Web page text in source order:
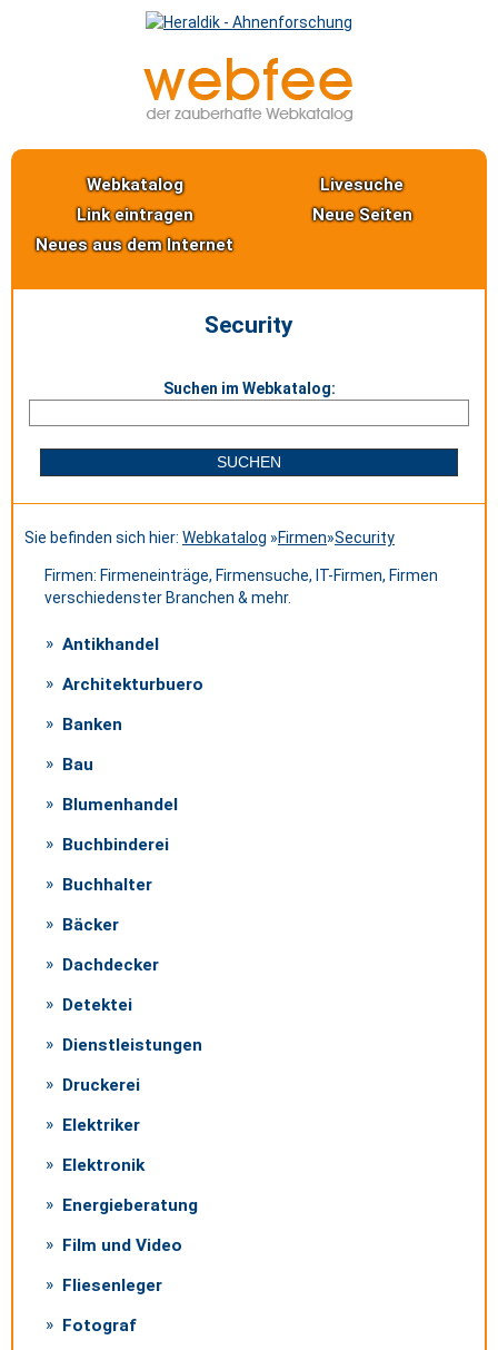
Webkatalog
Livesuche
Link eintragen
Neue Seiten
Neues aus dem Internet
Security
Suchen im Webkatalog:
Sie befinden sich hier: Webkatalog »Firmen»Security
Firmen: Firmeneinträge, Firmensuche, IT-Firmen, Firmen
verschiedenster Branchen & mehr.
Antikhandel
Architekturbuero
Banken
Bau
Blumenhandel
Buchbinderei
Buchhalter
Bäcker
Dachdecker
Detektei
Dienstleistungen
Druckerei
Elektriker
Elektronik
Energieberatung
Film und Video
Fliesenleger
Fotograf